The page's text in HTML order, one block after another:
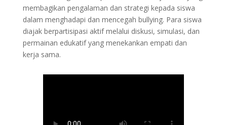
membagikan pengalaman dan strategi kepada siswa
dalam menghadapi dan mencegah bullying. Para siswa
diajak berpartisipasi aktif melalui diskusi, simulasi, dan
permainan edukatif yang menekankan empati dan
kerja sama.